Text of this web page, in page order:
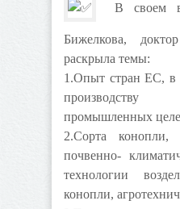
В своем
Бижелкова,
раскрыла темы:
1.Опыт стран ЕС, в
промышленных
2.Сорта конопли,
почвенно-
технологии
конопли,